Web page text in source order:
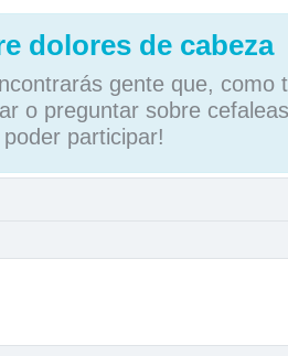
dolores de cabeza
gente que, como
o preguntar sobre
participar!